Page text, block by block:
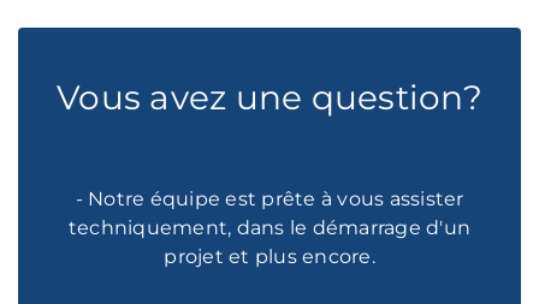
Vous avez une question?
- Notre équipe est prête à vous assister
techniquement, dans le démarrage d'un
projet et plus encore.